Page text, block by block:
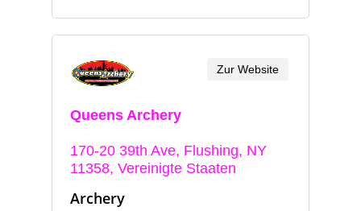
Queens Archery
170-20 39th Ave, Flushing, NY
11358, Vereinigte Staaten
Archery
Zur Website